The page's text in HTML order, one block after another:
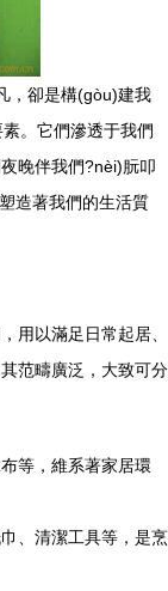
，卻是構(gòu)建我
。它們滲透于我們
晚伴我們?nèi)朊叩
造著我們的生活質
用以滿足日常起居、
范疇廣泛，大致可分
等，維系著家居環
、清潔工具等，是烹